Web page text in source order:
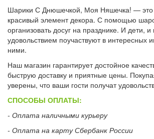
Шарики С Днюшечкой, Моя Няшечка! — это
красивый элемент декора. С помощью
организовать досуг на празднике. И дети,
удовольствием поучаствуют в интересных
ними.
Наш магазин гарантирует достойное
быструю доставку и приятные цены.
уверены, что ваши гости получат
СПОСОБЫ ОПЛАТЫ:
- Оплата наличными курьеру
- Оплата на карту Сбербанк России